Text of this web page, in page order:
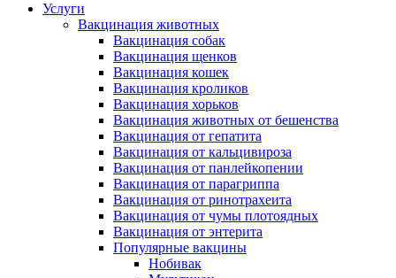
Услуги
Вакцинация животных
Вакцинация собак
Вакцинация щенков
Вакцинация кошек
Вакцинация кроликов
Вакцинация хорьков
Вакцинация животных от бешенства
Вакцинация от гепатита
Вакцинация от кальцивироза
Вакцинация от панлейкопении
Вакцинация от парагриппа
Вакцинация от ринотрахеита
Вакцинация от чумы плотоядных
Вакцинация от энтерита
Популярные вакцины
Нобивак